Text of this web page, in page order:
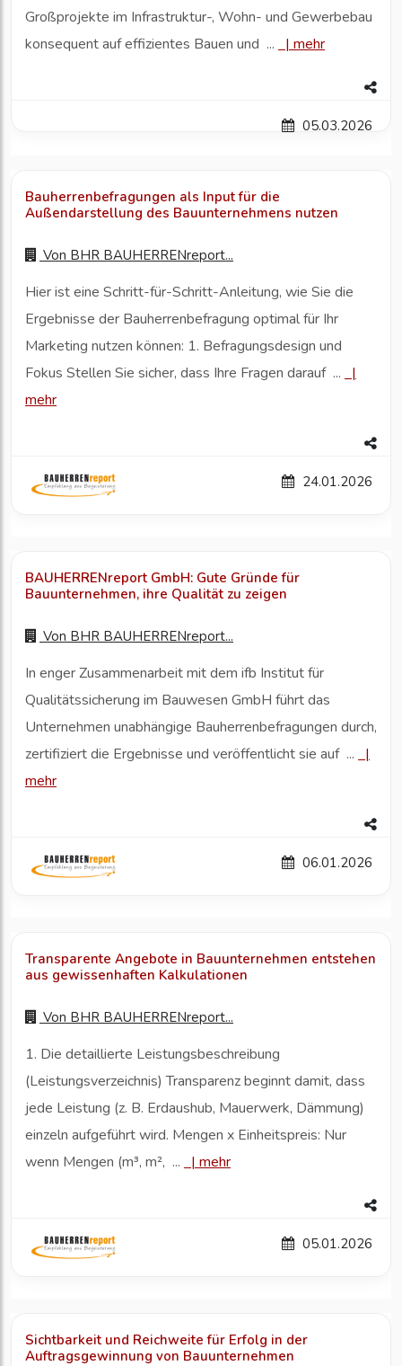
Großprojekte im Infrastruktur-, Wohn- und Gewerbebau
konsequent auf effizientes Bauen und ...
| mehr
05.03.2026
Bauherrenbefragungen als Input für die
Außendarstellung des Bauunternehmens nutzen
Von BHR BAUHERRENreport...
Hier ist eine Schritt-für-Schritt-Anleitung, wie Sie die
Ergebnisse der Bauherrenbefragung optimal für Ihr
Marketing nutzen können: 1. Befragungsdesign und
Fokus Stellen Sie sicher, dass Ihre Fragen darauf ...
|
mehr
24.01.2026
BAUHERRENreport GmbH: Gute Gründe für
Bauunternehmen, ihre Qualität zu zeigen
Von BHR BAUHERRENreport...
In enger Zusammenarbeit mit dem ifb Institut für
Qualitätssicherung im Bauwesen GmbH führt das
Unternehmen unabhängige Bauherrenbefragungen durch,
zertifiziert die Ergebnisse und veröffentlicht sie auf ...
|
mehr
06.01.2026
Transparente Angebote in Bauunternehmen entstehen
aus gewissenhaften Kalkulationen
Von BHR BAUHERRENreport...
1. Die detaillierte Leistungsbeschreibung
(Leistungsverzeichnis) Transparenz beginnt damit, dass
jede Leistung (z. B. Erdaushub, Mauerwerk, Dämmung)
einzeln aufgeführt wird. Mengen x Einheitspreis: Nur
wenn Mengen (m³, m², ...
| mehr
05.01.2026
Sichtbarkeit und Reichweite für Erfolg in der
Auftragsgewinnung von Bauunternehmen